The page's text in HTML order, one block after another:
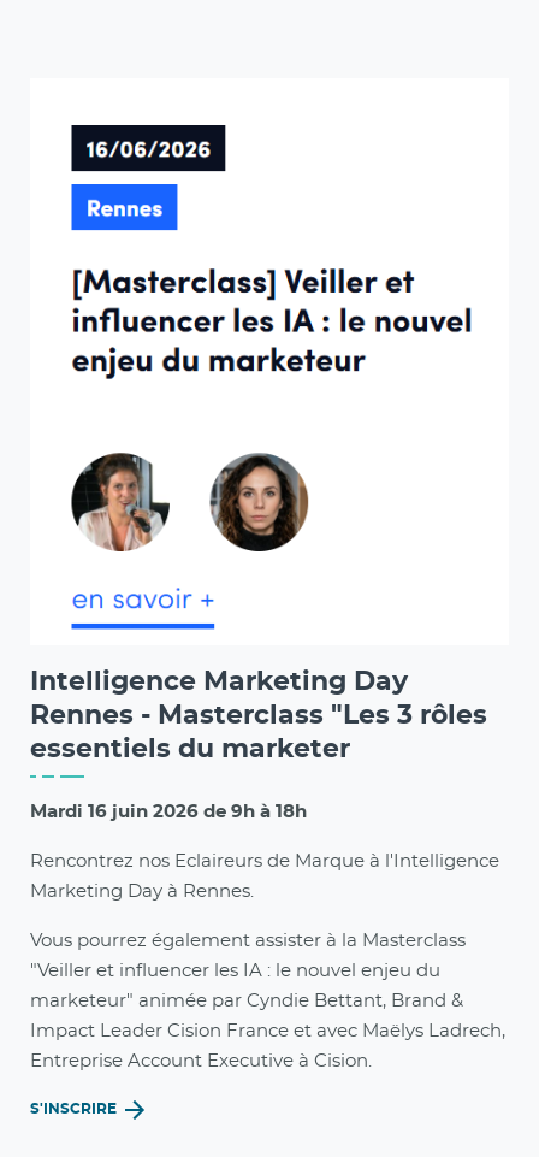
Intelligence Marketing Day
Rennes - Masterclass "Les 3 rôles
essentiels du marketer
Mardi 16 juin 2026 de 9h à 18h
Rencontrez nos Eclaireurs de Marque à l'Intelligence
Marketing Day à Rennes.
Vous pourrez également assister à la Masterclass
"Veiller et influencer les IA : le nouvel enjeu du
marketeur" animée par Cyndie Bettant, Brand &
Impact Leader Cision France et avec Maëlys Ladrech,
Entreprise Account Executive à Cision.
S'INSCRIRE